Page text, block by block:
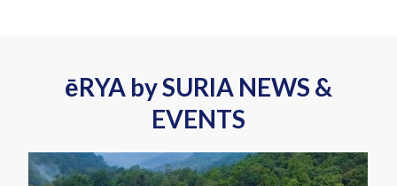
ēRYA by SURIA NEWS &
EVENTS